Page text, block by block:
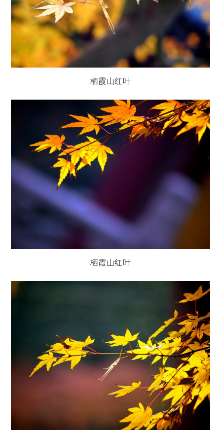
栖霞山红叶
栖霞山红叶